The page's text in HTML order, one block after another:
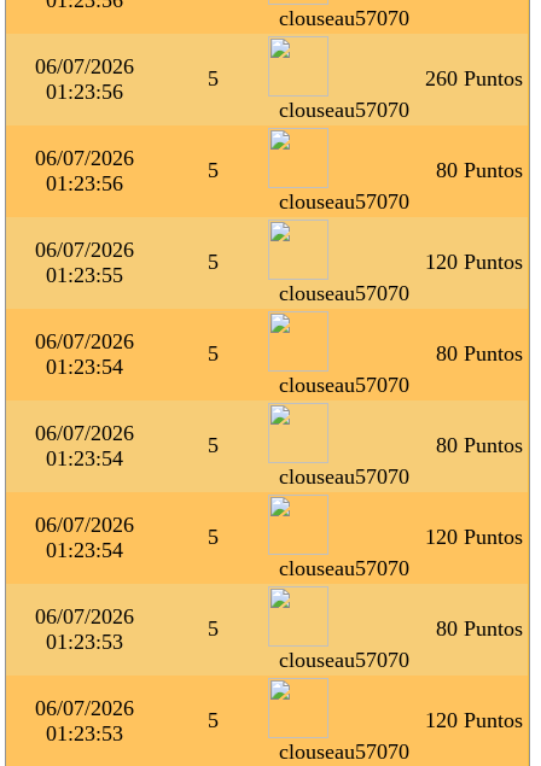
clouseau57070
06/07/2026
01:23:56
5
clouseau57070
260 Puntos
06/07/2026
01:23:56
5
clouseau57070
80 Puntos
06/07/2026
01:23:55
5
clouseau57070
120 Puntos
06/07/2026
01:23:54
5
clouseau57070
80 Puntos
06/07/2026
01:23:54
5
clouseau57070
80 Puntos
06/07/2026
01:23:54
5
clouseau57070
120 Puntos
06/07/2026
01:23:53
5
clouseau57070
80 Puntos
06/07/2026
01:23:53
5
clouseau57070
120 Puntos